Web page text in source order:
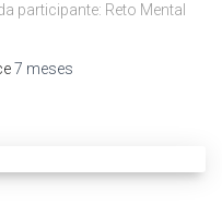
participante: Reto Mental
7 meses